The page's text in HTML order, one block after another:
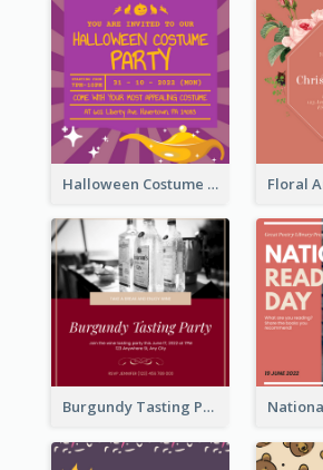
Halloween Costume Party Invitation
Burgundy Tasting Party Invitation